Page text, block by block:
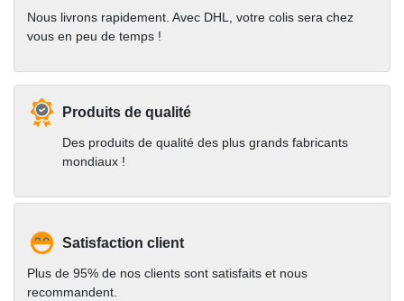
Nous livrons rapidement. Avec DHL, votre colis sera chez
vous en peu de temps !
Produits de qualité
Des produits de qualité des plus grands fabricants
mondiaux !
Satisfaction client
Plus de 95% de nos clients sont satisfaits et nous
recommandent.